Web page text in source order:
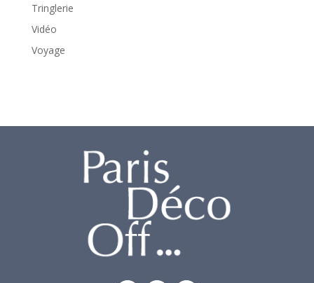
Tringlerie
Vidéo
Voyage